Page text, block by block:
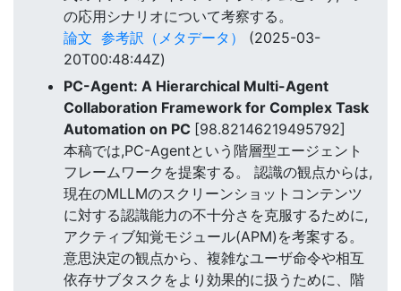
の応用シナリオについて考察する。
論文 参考訳（メタデータ）
(2025-03-
20T00:48:44Z)
PC-Agent: A Hierarchical Multi-Agent
Collaboration Framework for Complex Task
Automation on PC [98.82146219495792]
本稿では,PC-Agentという階層型エージェント
フレームワークを提案する。 認識の観点からは,
現在のMLLMのスクリーンショットコンテンツ
に対する認識能力の不十分さを克服するために,
アクティブ知覚モジュール(APM)を考案する。
意思決定の観点から、複雑なユーザ命令や相互
依存サブタスクをより効果的に扱うために、階